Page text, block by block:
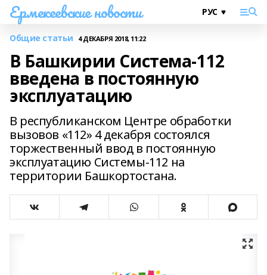
Ермекеевские новости
Общие статьи 4 ДЕКАБРЯ 2018, 11:22
В Башкирии Система-112
введена в постоянную
эксплуатацию
В республиканском Центре обработки
вызовов «112» 4 декабря состоялся
торжественный ввод в постоянную
эксплуатацию Системы-112 на
территории Башкортостана.